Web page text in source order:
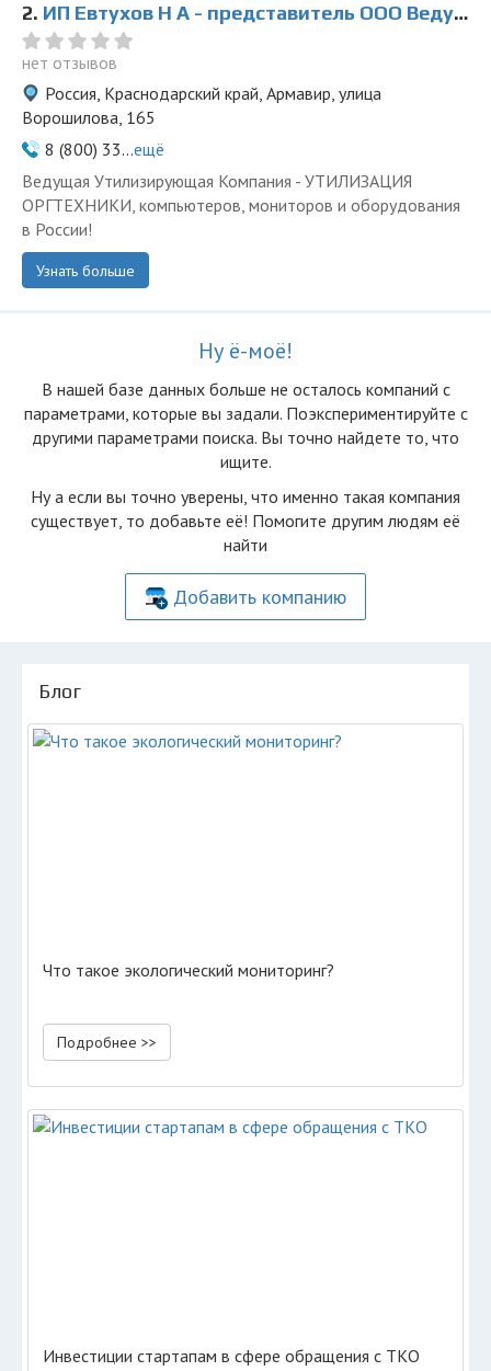
2. ИП Евтухов Н А - представитель ООО Ведущая Утилизирующая Компания
нет отзывов
Россия, Краснодарский край, Армавир, улица
Ворошилова, 165
8 (800) 33...ещё
Ведущая Утилизирующая Компания - УТИЛИЗАЦИЯ
ОРГТЕХНИКИ, компьютеров, мониторов и оборудования
в России!
Узнать больше
Ну ё-моё!
В нашей базе данных больше не осталоcь компаний с
параметрами, которые вы задали. Поэкспериментируйте с
другими параметрами поиска. Вы точно найдете то, что
ищите.
Ну а если вы точно уверены, что именно такая компания
существует, то добавьте её! Помогите другим людям её
найти
Добавить компанию
Блог
Что такое экологический мониторинг?
Подробнее >>
Инвестиции стартапам в сфере обращения с ТКО